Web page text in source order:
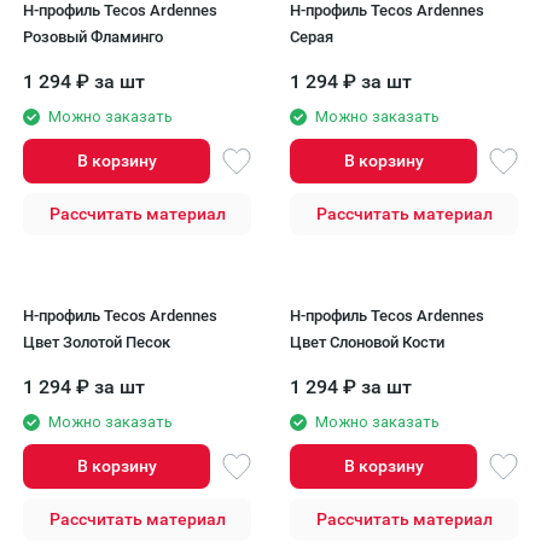
H-профиль Tecos Ardennes
Розовый Фламинго
1 294 ₽ за шт
Можно заказать
В корзину
Рассчитать материал
H-профиль Tecos Ardennes
Серая
1 294 ₽ за шт
Можно заказать
В корзину
Рассчитать материал
H-профиль Tecos Ardennes
Цвет Золотой Песок
1 294 ₽ за шт
Можно заказать
В корзину
Рассчитать материал
H-профиль Tecos Ardennes
Цвет Слоновой Кости
1 294 ₽ за шт
Можно заказать
В корзину
Рассчитать материал